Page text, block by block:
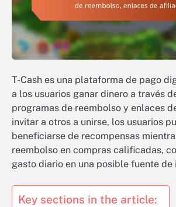
T-Cash es una plataforma de pago
a los usuarios ganar dinero a través
programas de reembolso y enlaces
invitar a otros a unirse, los usuarios
beneficiarse de recompensas
reembolso en compras calificadas,
gasto diario en una posible fuente de
Key sections in the article: